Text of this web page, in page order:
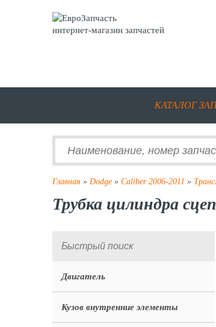
интернет-магазин запчастей
КАТАЛОГ
Главная » Dodge » Caliber 2006-2011 »
Трубка цилиндра
Двигатель
Кузов внутренние элементы